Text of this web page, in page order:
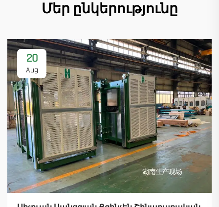
Մեր ընկերությունը
20
Aug